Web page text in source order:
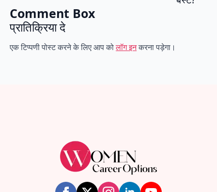
Comment Box
प्रातिक्रिया दे
एक टिप्पणी पोस्ट करने के लिए आप कोलॉग इनकरना पड़ेगा।